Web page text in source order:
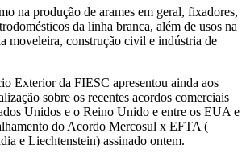
na produção de arames em geral, fixadores,
da linha branca, além de usos na
moveleira, construção civil e indústria de
Exterior da FIESC apresentou ainda aos
sobre os recentes acordos comerciais
Unidos e o Reino Unido e entre os EUA e
do Acordo Mercosul x EFTA (
e Liechtenstein) assinado ontem.